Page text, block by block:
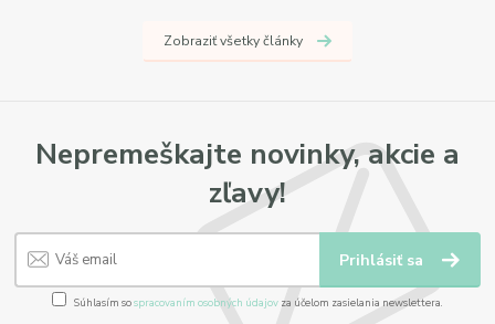
Zobraziť všetky články
Nepremeškajte novinky, akcie a
zľavy!
Prihlásiť sa
Súhlasím sospracovaním osobných údajov za účelom zasielania newslettera.